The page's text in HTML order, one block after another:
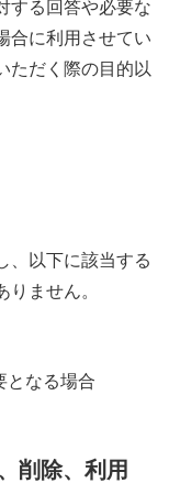
する回答や必要な
合に利用させてい
ただく際の目的以
、以下に該当する
ません。
となる場合
削除、利用